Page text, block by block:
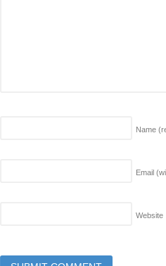
Name
Email
Website